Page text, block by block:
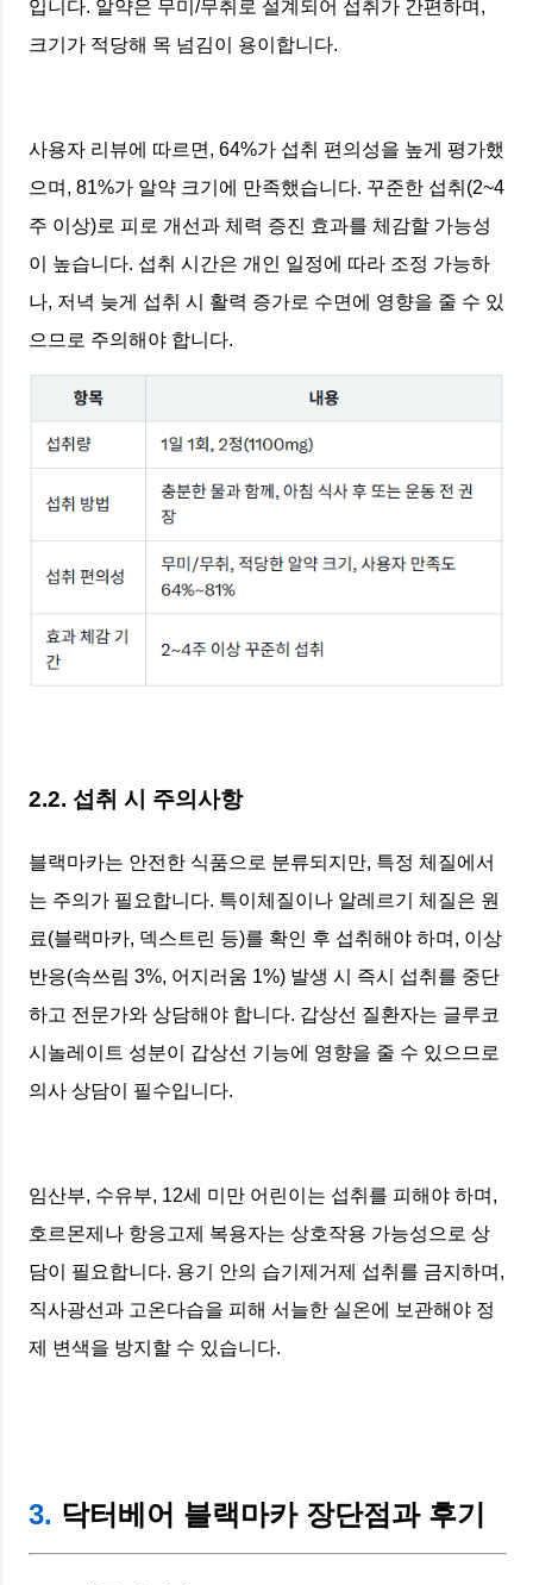
입니다. 알약은 무미/무취로 설계되어 섭취가 간편하며,
크기가 적당해 목 넘김이 용이합니다.
사용자 리뷰에 따르면, 64%가 섭취 편의성을 높게 평가했
으며, 81%가 알약 크기에 만족했습니다. 꾸준한 섭취(2~4
주 이상)로 피로 개선과 체력 증진 효과를 체감할 가능성
이 높습니다. 섭취 시간은 개인 일정에 따라 조정 가능하
나, 저녁 늦게 섭취 시 활력 증가로 수면에 영향을 줄 수 있
으므로 주의해야 합니다.
2.2. 섭취 시 주의사항
블랙마카는 안전한 식품으로 분류되지만, 특정 체질에서
는 주의가 필요합니다. 특이체질이나 알레르기 체질은 원
료(블랙마카, 덱스트린 등)를 확인 후 섭취해야 하며, 이상
반응(속쓰림 3%, 어지러움 1%) 발생 시 즉시 섭취를 중단
하고 전문가와 상담해야 합니다. 갑상선 질환자는 글루코
시놀레이트 성분이 갑상선 기능에 영향을 줄 수 있으므로
의사 상담이 필수입니다.
임산부, 수유부, 12세 미만 어린이는 섭취를 피해야 하며,
호르몬제나 항응고제 복용자는 상호작용 가능성으로 상
담이 필요합니다. 용기 안의 습기제거제 섭취를 금지하며,
직사광선과 고온다습을 피해 서늘한 실온에 보관해야 정
제 변색을 방지할 수 있습니다.
3. 닥터베어 블랙마카 장단점과 후기